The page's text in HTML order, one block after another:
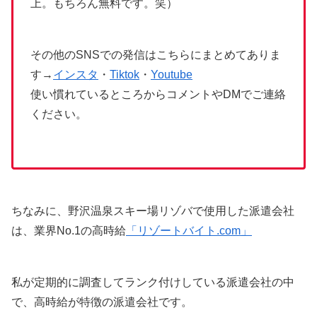
上。もちろん無料です。笑）
その他のSNSでの発信はこちらにまとめてありま
す→ インスタ ・ Tiktok ・ Youtube
使い慣れているところからコメントやDMでご連絡
ください。
ちなみに、野沢温泉スキー場リゾバで使用した派遣会社
は、業界No.1の高時給 「リゾートバイト.com」
私が定期的に調査してランク付けしている派遣会社の中
で、高時給が特徴の派遣会社です。